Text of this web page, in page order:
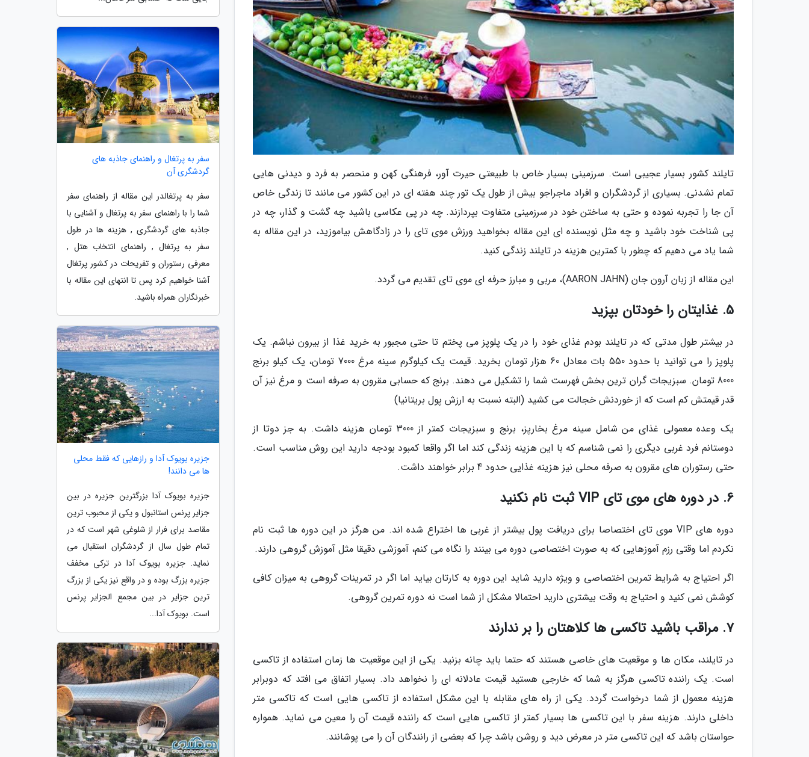
تایلند کشور بسیار عجیبی است. سرزمینی بسیار خاص با طبیعتی حیرت آور، فرهنگی کهن و منحصر به فرد و دیدنی هایی
تمام نشدنی. بسیاری از گردشگران و افراد ماجراجو بیش از طول یک تور چند هفته ای در این کشور می مانند تا زندگی خاص
آن جا را تجربه نموده و حتی به ساختن خود در سرزمینی متفاوت بپردازند. چه در پی عکاسی باشید چه گشت و گذار، چه در
پی شناخت خود باشید و چه مثل نویسنده ای این مقاله بخواهید ورزش موی تای را در زادگاهش بیاموزید، در این مقاله به
شما یاد می دهیم که چطور با کمترین هزینه در تایلند زندگی کنید.
این مقاله از زبان آرون جان (AARON JAHN)، مربی و مبارز حرفه ای موی تای تقدیم می گردد.
5. غذایتان را خودتان بپزید
در بیشتر طول مدتی که در تایلند بودم غذای خود را در یک پلوپز می پختم تا حتی مجبور به خرید غذا از بیرون نباشم. یک
پلوپز را می توانید با حدود 550 بات معادل 60 هزار تومان بخرید. قیمت یک کیلوگرم سینه مرغ 7000 تومان، یک کیلو برنج
8000 تومان. سبزیجات گران ترین بخش فهرست شما را تشکیل می دهند. برنج که حسابی مقرون به صرفه است و مرغ نیز آن
قدر قیمتش کم است که از خوردنش خجالت می کشید (البته نسبت به ارزش پول بریتانیا)
یک وعده معمولی غذای من شامل سینه مرغ بخارپز، برنج و سبزیجات کمتر از 3000 تومان هزینه داشت. به جز دوتا از
دوستانم فرد غربی دیگری را نمی شناسم که با این هزینه زندگی کند اما اگر واقعا کمبود بودجه دارید این روش مناسب است.
حتی رستوران های مقرون به صرفه محلی نیز هزینه غذایی حدود 4 برابر خواهند داشت.
6. در دوره های موی تای VIP ثبت نام نکنید
دوره های VIP موی تای اختصاصا برای دریافت پول بیشتر از غربی ها اختراع شده اند. من هرگز در این دوره ها ثبت نام
نکردم اما وقتی رزم آموزهایی که به صورت اختصاصی دوره می بینند را نگاه می کنم، آموزشی دقیقا مثل آموزش گروهی دارند.
اگر احتیاج به شرایط تمرین اختصاصی و ویژه دارید شاید این دوره به کارتان بیاید اما اگر در تمرینات گروهی به میزان کافی
کوشش نمی کنید و احتیاج به وقت بیشتری دارید احتمالا مشکل از شما است نه دوره تمرین گروهی.
7. مراقب باشید تاکسی ها کلاهتان را بر ندارند
در تایلند، مکان ها و موقعیت های خاصی هستند که حتما باید چانه بزنید. یکی از این موقعیت ها زمان استفاده از تاکسی
است. یک راننده تاکسی هرگز به شما که خارجی هستید قیمت عادلانه ای را نخواهد داد. بسیار اتفاق می افتد که دوبرابر
هزینه معمول از شما درخواست گردد. یکی از راه های مقابله با این مشکل استفاده از تاکسی هایی است که تاکسی متر
داخلی دارند. هزینه سفر با این تاکسی ها بسیار کمتر از تاکسی هایی است که راننده قیمت آن را معین می نماید. همواره
حواستان باشد که این تاکسی متر در معرض دید و روشن باشد چرا که بعضی از رانندگان آن را می پوشانند.
سفر به پرتغال و راهنمای جاذبه های
گردشگری آن
سفر به پرتغالدر این مقاله از راهنمای سفر
شما را با راهنمای سفر به پرتغال و آشنایی با
جاذبه های گردشگری , هزینه ها در طول
سفر به پرتغال , راهنمای انتخاب هتل ,
معرفی رستوران و تفریحات در کشور پرتغال
آشنا خواهیم کرد پس تا انتهای این مقاله با
خبرنگاران همراه باشید.
جزیره بویوک آدا و رازهایی که فقط محلی
ها می دانند!
جزیره بویوک آدا بزرگترین جزیره در بین
جزایر پرنس استانبول و یکی از محبوب ترین
مقاصد برای فرار از شلوغی شهر است که در
تمام طول سال از گردشگران استقبال می
نماید. جزیره بویوک آدا در ترکی مخفف
جزیره بزرگ بوده و در واقع نیز یکی از بزرگ
ترین جزایر در بین مجمع الجزایر پرنس
است. بویوک آدا...